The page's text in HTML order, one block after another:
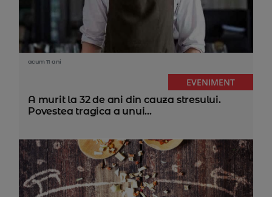
acum 11 ani
EVENIMENT
A murit la 32 de ani din cauza stresului.
Povestea tragica a unui...